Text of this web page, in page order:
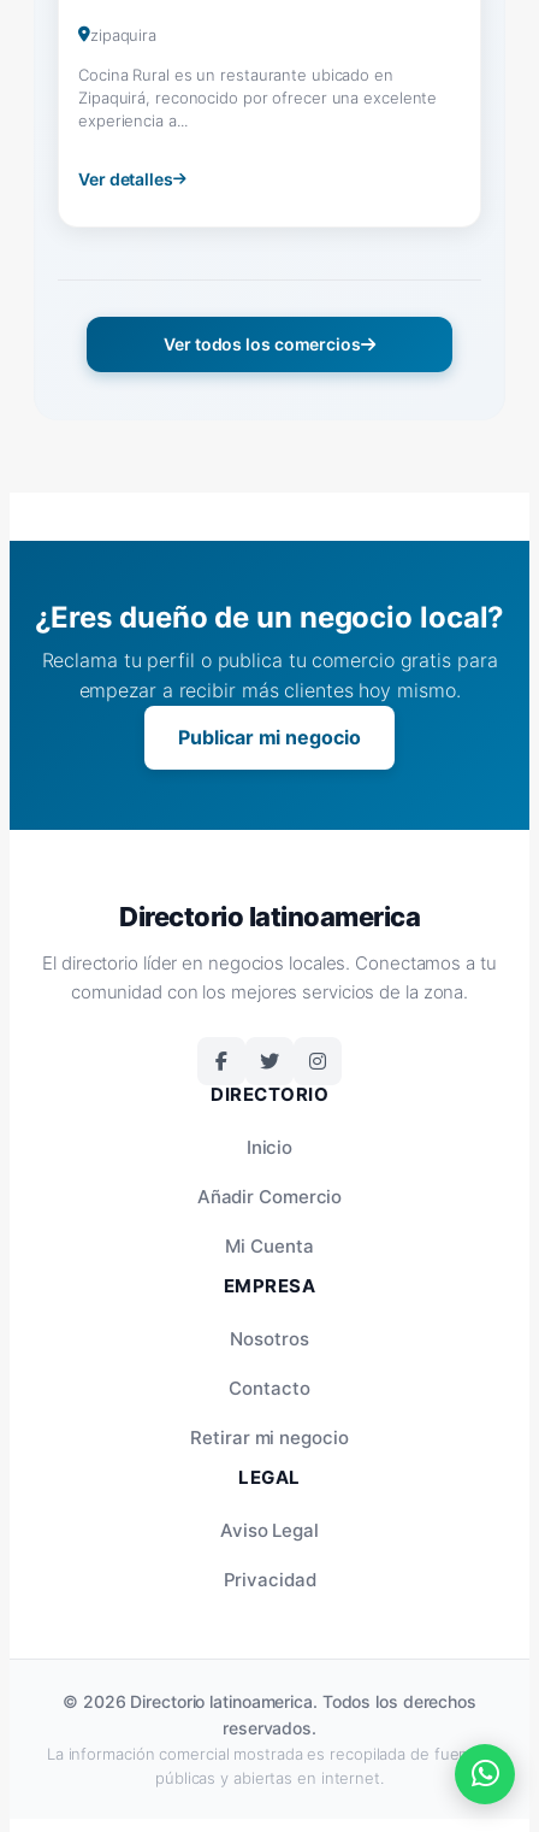
zipaquira
Cocina Rural es un restaurante ubicado en
Zipaquirá, reconocido por ofrecer una excelente
experiencia a...
Ver detalles
Ver todos los comercios
¿Eres dueño de un negocio local?
Reclama tu perfil o publica tu comercio gratis para
empezar a recibir más clientes hoy mismo.
Publicar mi negocio
Directorio latinoamerica
El directorio líder en negocios locales. Conectamos a tu
comunidad con los mejores servicios de la zona.
DIRECTORIO
Inicio
Añadir Comercio
Mi Cuenta
EMPRESA
Nosotros
Contacto
Retirar mi negocio
LEGAL
Aviso Legal
Privacidad
© 2026 Directorio latinoamerica. Todos los derechos
reservados.
La información comercial mostrada es recopilada de fuentes
públicas y abiertas en internet.